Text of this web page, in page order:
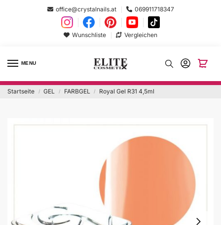
office@crystalnails.at 069911718347
Wunschliste Vergleichen
MENU
Startseite / GEL / FARBGEL / Royal Gel R31 4,5ml